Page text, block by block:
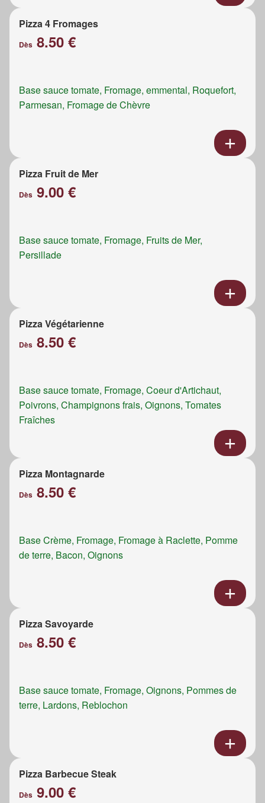
Pizza 4 Fromages
Dès 8.50 €
Base sauce tomate, Fromage, emmental, Roquefort,
Parmesan, Fromage de Chèvre
Pizza Fruit de Mer
Dès 9.00 €
Base sauce tomate, Fromage, Fruits de Mer,
Persillade
Pizza Végétarienne
Dès 8.50 €
Base sauce tomate, Fromage, Coeur d'Artichaut,
Poivrons, Champignons frais, Oignons, Tomates
Fraîches
Pizza Montagnarde
Dès 8.50 €
Base Crème, Fromage, Fromage à Raclette, Pomme
de terre, Bacon, Oignons
Pizza Savoyarde
Dès 8.50 €
Base sauce tomate, Fromage, Oignons, Pommes de
terre, Lardons, Reblochon
Pizza Barbecue Steak
Dès 9.00 €